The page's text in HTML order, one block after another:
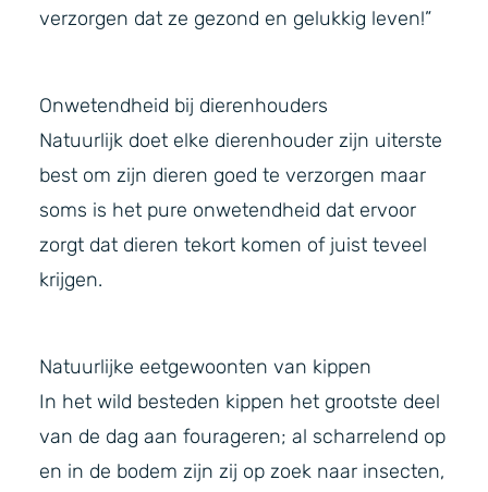
verzorgen dat ze gezond en gelukkig leven!”
Onwetendheid bij dierenhouders
Natuurlijk doet elke dierenhouder zijn uiterste
best om zijn dieren goed te verzorgen maar
soms is het pure onwetendheid dat ervoor
zorgt dat dieren tekort komen of juist teveel
krijgen.
Natuurlijke eetgewoonten van kippen
In het wild besteden kippen het grootste deel
van de dag aan fourageren; al scharrelend op
en in de bodem zijn zij op zoek naar insecten,